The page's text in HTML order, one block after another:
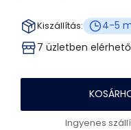
Kiszállítás:
4-5
7 üzletben
Ingyenes